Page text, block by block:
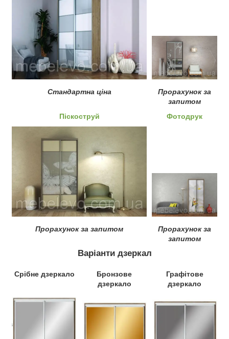
Стандартна ціна
Прорахунок за
запитом
Піскоструй
Фотодрук
Прорахунок за запитом
Прорахунок за
запитом
Варіанти дзеркал
Срібне дзеркало
Бронзове
дзеркало
Графітове
дзеркало